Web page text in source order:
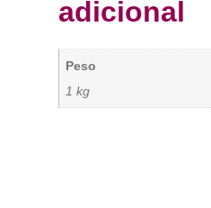
adicional
Peso
1 kg